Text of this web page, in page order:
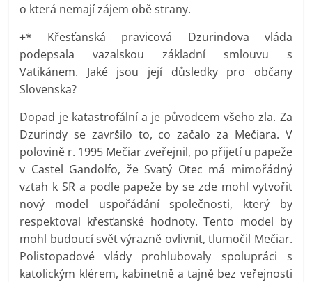
o která nemají zájem obě strany.
+* Křesťanská pravicová Dzurindova vláda
podepsala vazalskou základní smlouvu s
Vatikánem. Jaké jsou její důsledky pro občany
Slovenska?
Dopad je katastrofální a je původcem všeho zla. Za
Dzurindy se završilo to, co začalo za Mečiara. V
polovině r. 1995 Mečiar zveřejnil, po přijetí u papeže
v Castel Gandolfo, že Svatý Otec má mimořádný
vztah k SR a podle papeže by se zde mohl vytvořit
nový model uspořádání společnosti, který by
respektoval křesťanské hodnoty. Tento model by
mohl budoucí svět výrazně ovlivnit, tlumočil Mečiar.
Polistopadové vlády prohlubovaly spolupráci s
katolickým klérem, kabinetně a tajně bez veřejnosti